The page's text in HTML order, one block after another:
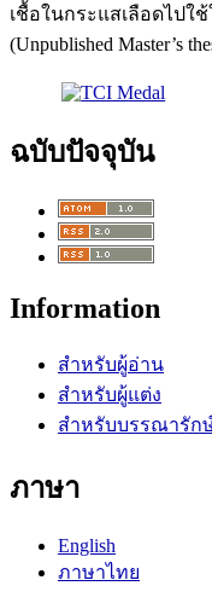
เชื้อในกระแสเลือดไปใ
(Unpublished Master’s
ฉบับปัจจุบัน
Information
สำหรับผู้อ่าน
สำหรับผู้แต่ง
สำหรับบรรณารัก
ภาษา
English
ภาษาไทย